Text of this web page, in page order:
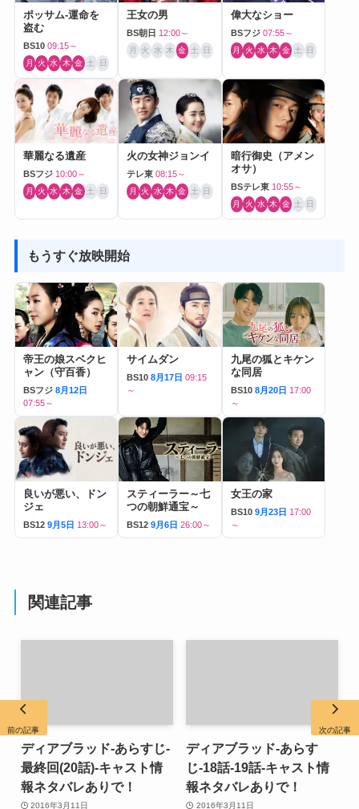
ポッサム-運命を
盗む
BS10 09:15～
月 火 水 木 金 土 日
王女の男
BS朝日 12:00～
月 火 水 木 金 土 日
偉大なショー
BSフジ 07:55～
月 火 水 木 金 土 日
華麗なる遺産
BSフジ 10:00～
月 火 水 木 金 土 日
火の女神ジョンイ
テレ東 08:15～
月 火 水 木 金 土 日
暗行御史（アメン
オサ）
BSテレ東 10:55～
月 火 水 木 金 土 日
もうすぐ放映開始
帝王の娘スベクヒ
ャン（守百香）
BSフジ 8月12日
07:55～
サイムダン
BS10 8月17日 09:15
～
九尾の狐とキケン
な同居
BS10 8月20日 17:00
～
良いが悪い、ドン
ジェ
BS12 9月5日 13:00～
スティーラー～七
つの朝鮮通宝～
BS12 9月6日 26:00～
女王の家
BS10 9月23日 17:00
～
関連記事
ディアブラッド-あらすじ-
最終回(20話)-キャスト情
報ネタバレありで！
2016年3月11日
ディアブラッド-あらす
じ-18話-19話-キャスト情
報ネタバレありで！
2016年3月11日
前の記事 次の記事